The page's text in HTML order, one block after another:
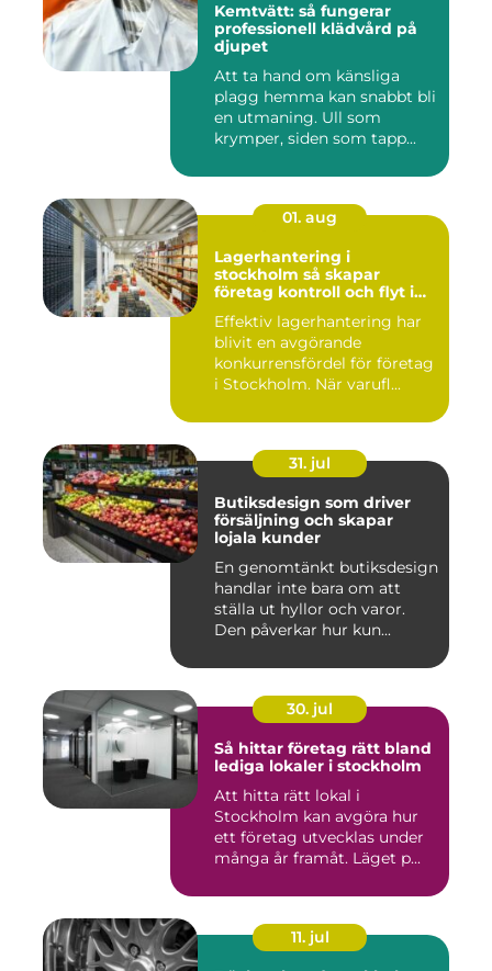
Kemtvätt: så fungerar
professionell klädvård på
djupet
Att ta hand om känsliga
plagg hemma kan snabbt bli
en utmaning. Ull som
krymper, siden som tapp...
01. aug
Lagerhantering i
stockholm så skapar
företag kontroll och flyt i
Effektiv lagerhantering har
blivit en avgörande
konkurrensfördel för företag
i Stockholm. När varufl...
31. jul
Butiksdesign som driver
försäljning och skapar
lojala kunder
En genomtänkt butiksdesign
handlar inte bara om att
ställa ut hyllor och varor.
Den påverkar hur kun...
30. jul
Så hittar företag rätt bland
lediga lokaler i stockholm
Att hitta rätt lokal i
Stockholm kan avgöra hur
ett företag utvecklas under
många år framåt. Läget p...
11. jul